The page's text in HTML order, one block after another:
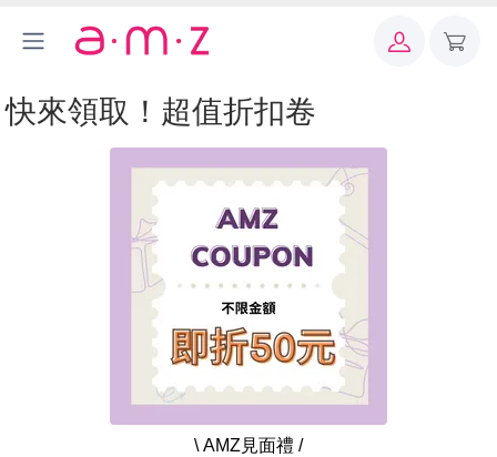
快來領取！超值折扣卷
\ AMZ見面禮 /